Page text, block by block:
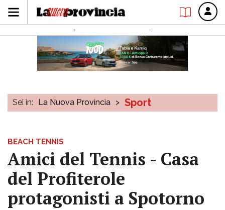
Sei in: La Nuova Provincia > Sport
BEACH TENNIS
Amici del Tennis - Casa
del Profiterole
protagonisti a Spotorno